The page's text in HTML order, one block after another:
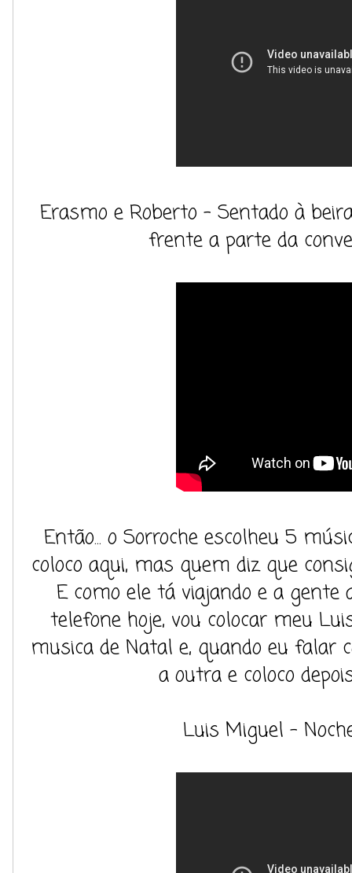
Erasmo e Roberto - Sentado à
frente a parte da
Então... o Sorroche escolheu 5
coloco aqui, mas quem diz que
E como ele tá viajando e a gente
telefone hoje, vou colocar meu
musica de Natal e, quando eu falar
a outra e coloco
Luis Miguel -